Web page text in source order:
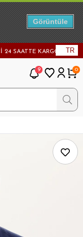
KARGODA! - TR
9 0
Görüntüle